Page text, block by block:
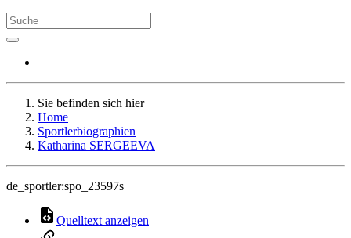
Sie befinden sich hier
Home
Sportlerbiographien
Katharina SERGEEVA
de_sportler:spo_23597s
Quelltext anzeigen